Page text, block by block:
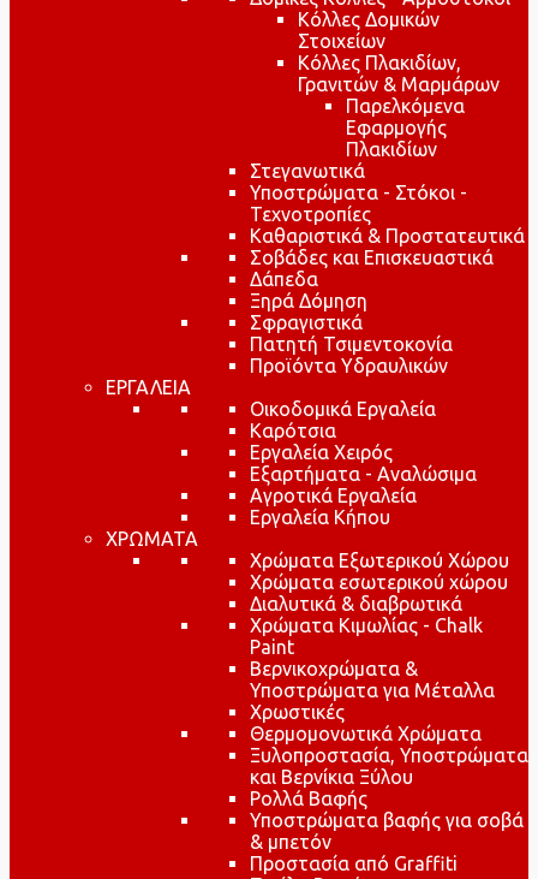
Κόλλες Δομικών
Στοιχείων
Κόλλες Πλακιδίων,
Γρανιτών & Μαρμάρων
Παρελκόμενα
Εφαρμογής
Πλακιδίων
Στεγανωτικά
Υποστρώματα - Στόκοι -
Τεχνοτροπίες
Καθαριστικά & Προστατευτικά
Σοβάδες και Επισκευαστικά
Δάπεδα
Ξηρά Δόμηση
Σφραγιστικά
Πατητή Τσιμεντοκονία
Προϊόντα Υδραυλικών
ΕΡΓΑΛΕΙΑ
Οικοδομικά Εργαλεία
Καρότσια
Εργαλεία Χειρός
Εξαρτήματα - Αναλώσιμα
Αγροτικά Εργαλεία
Εργαλεία Κήπου
ΧΡΩΜΑΤΑ
Χρώματα Εξωτερικού Χώρου
Χρώματα εσωτερικού χώρου
Διαλυτικά & διαβρωτικά
Χρώματα Κιμωλίας - Chalk
Paint
Βερνικοχρώματα &
Υποστρώματα για Μέταλλα
Χρωστικές
Θερμομονωτικά Χρώματα
Ξυλοπροστασία, Υποστρώματα
και Βερνίκια Ξύλου
Ρολλά Βαφής
Υποστρώματα βαφής για σοβά
& μπετόν
Προστασία από Graffiti